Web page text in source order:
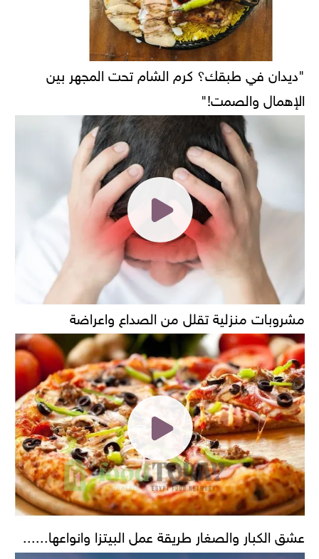
"ديدان في طبقك؟ كرم الشام تحت المجهر بين
الإهمال والصمت!"
مشروبات منزلية تقلل من الصداع واعراضة
عشق الكبار والصغار طريقة عمل البيتزا وانواعها......